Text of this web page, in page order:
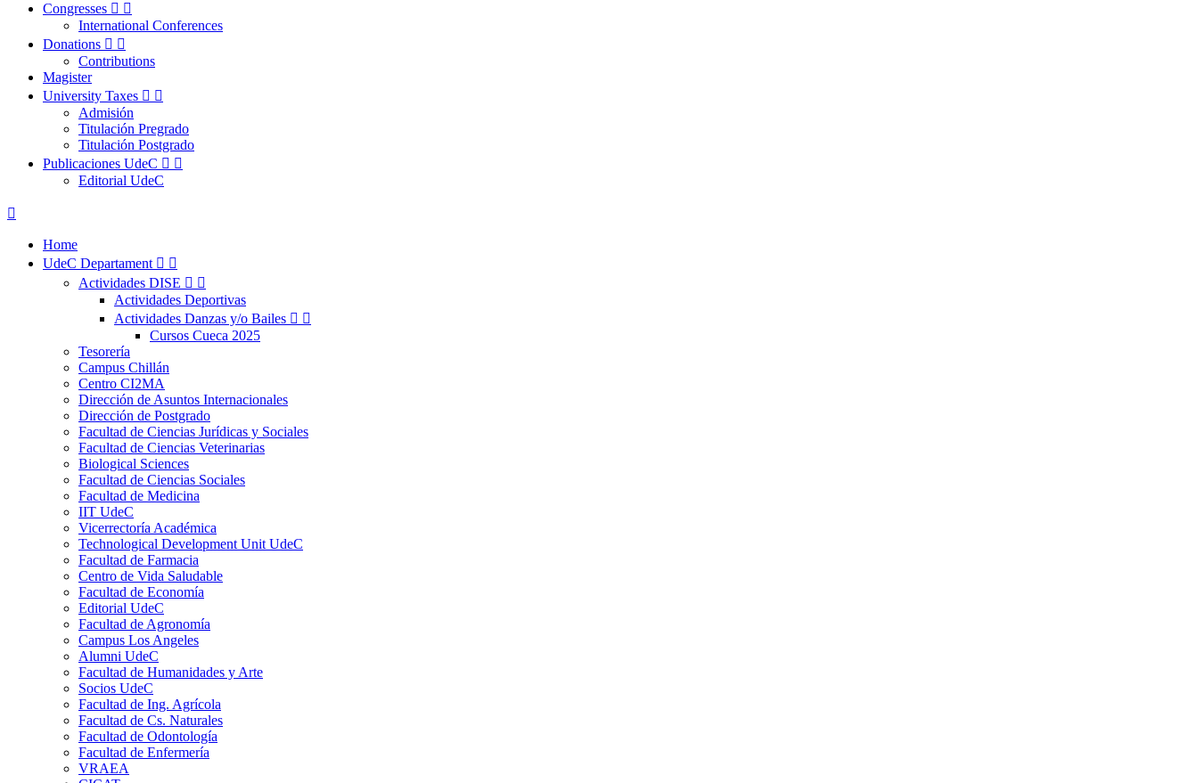
Congresses  
International Conferences
Donations  
Contributions
Magister
University Taxes  
Admisión
Titulación Pregrado
Titulación Postgrado
Publicaciones UdeC  
Editorial UdeC

Home
UdeC Departament  
Actividades DISE  
Actividades Deportivas
Actividades Danzas y/o Bailes  
Cursos Cueca 2025
Tesorería
Campus Chillán
Centro CI2MA
Dirección de Asuntos Internacionales
Dirección de Postgrado
Facultad de Ciencias Jurídicas y Sociales
Facultad de Ciencias Veterinarias
Biological Sciences
Facultad de Ciencias Sociales
Facultad de Medicina
IIT UdeC
Vicerrectoría Académica
Technological Development Unit UdeC
Facultad de Farmacia
Centro de Vida Saludable
Facultad de Economía
Editorial UdeC
Facultad de Agronomía
Campus Los Angeles
Alumni UdeC
Facultad de Humanidades y Arte
Socios UdeC
Facultad de Ing. Agrícola
Facultad de Cs. Naturales
Facultad de Odontología
Facultad de Enfermería
VRAEA